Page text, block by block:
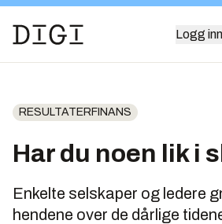
Logg inn
RESULTATERFINANS
Har du noen lik i
Enkelte selskaper og ledere
hendene over de dårlige